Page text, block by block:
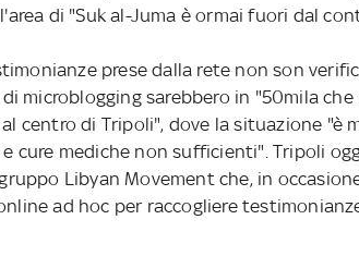
di "Suk al-Juma è ormai fuori dal
prese dalla rete non son
microblogging sarebbero in "50mila
centro di Tripoli", dove la situazione "è
cure mediche non sufficienti". Tripoli
Libyan Movement che, in
ad hoc per raccogliere